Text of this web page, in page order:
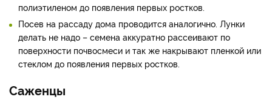
полиэтиленом до появления первых ростков.
Посев на рассаду дома проводится аналогично. Лунки
делать не надо – семена аккуратно рассеивают по
поверхности почвосмеси и так же накрывают пленкой или
стеклом до появления первых ростков.
Саженцы